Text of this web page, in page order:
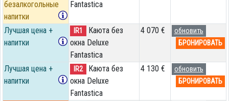
безалкогольные
напитки
Fantastica
Лучшая цена +
напитки
IR1
Каюта без
окна Deluxe
Fantastica
4 070 €
обновить
БРОНИРОВАТЬ
Лучшая цена +
напитки
IR2
Каюта без
окна Deluxe
Fantastica
4 130 €
обновить
БРОНИРОВАТЬ